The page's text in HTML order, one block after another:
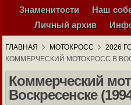
Знаменитости
Наш
Личный архив
ГЛАВНАЯ МОТОКРОСС
2026
КОММЕРЧЕСКИЙ МОТОКРОСС В
Коммерческий
Воскресенске